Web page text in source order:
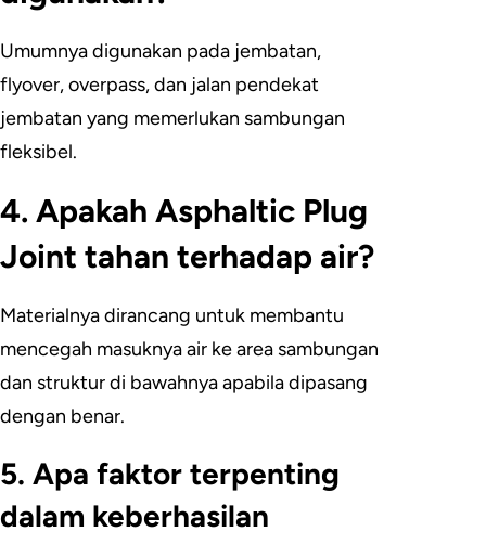
Umumnya digunakan pada jembatan,
flyover, overpass, dan jalan pendekat
jembatan yang memerlukan sambungan
fleksibel.
4. Apakah Asphaltic Plug
Joint tahan terhadap air?
Materialnya dirancang untuk membantu
mencegah masuknya air ke area sambungan
dan struktur di bawahnya apabila dipasang
dengan benar.
5. Apa faktor terpenting
dalam keberhasilan